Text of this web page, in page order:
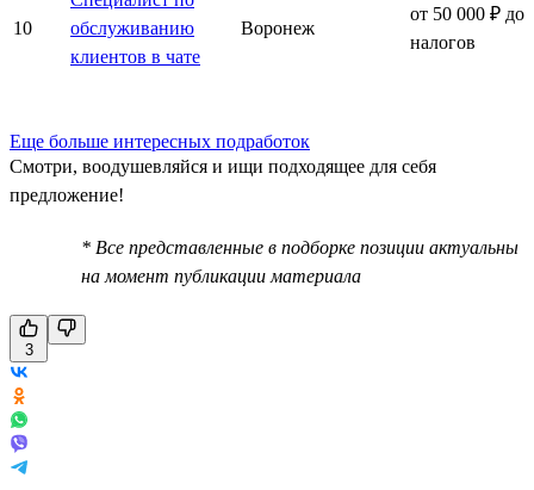
10
обслуживанию
клиентов в чате
Воронеж
от 50 000 ₽ до
налогов
Еще больше интересных подработок
Смотри, воодушевляйся и ищи подходящее для себя
предложение!
* Все представленные в подборке позиции актуальны
на момент публикации материала
3